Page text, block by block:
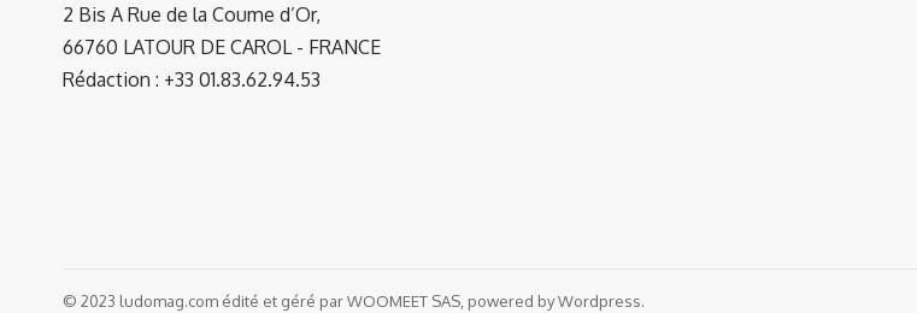
2 Bis A Rue de la Coume d’Or,
66760 LATOUR DE CAROL - FRANCE
Rédaction : +33 01.83.62.94.53
© 2023 ludomag.com édité et géré par WOOMEET SAS, powered by Wordpress.